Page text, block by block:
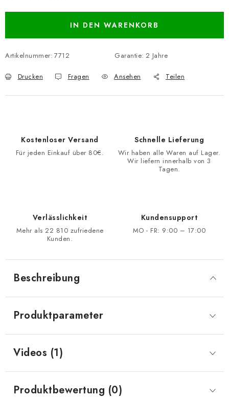
IN DEN WARENKORB
Artikelnummer: 7712 Garantie: 2 Jahre
Drucken Fragen Ansehen Teilen
Kostenloser Versand
Für jeden Einkauf über 80€.
Schnelle Lieferung
Wir haben alle Waren auf Lager.
Wir liefern innerhalb von 3
Tagen.
Verlässlichkeit
Mehr als 22 810 zufriedene
Kunden.
Kundensupport
MO - FR: 9:00 – 17:00
Beschreibung
Produktparameter
Videos (1)
Produktbewertung (0)